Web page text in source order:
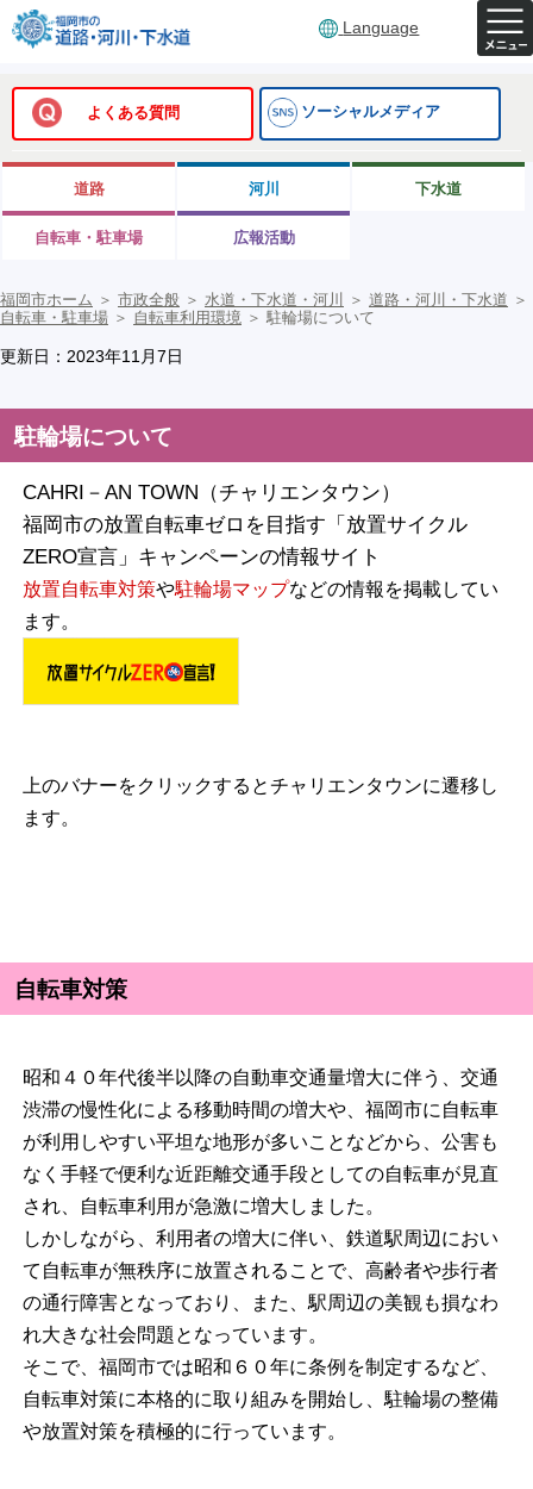
Language
よくある質問 ソーシャルメディア
道路 河川 下水道
自転車・駐車場 広報活動
福岡市ホーム ＞ 市政全般 ＞ 水道・下水道・河川 ＞ 道路・河川・下水道 ＞
自転車・駐車場 ＞ 自転車利用環境 ＞ 駐輪場について
更新日：2023年11月7日
駐輪場について
CAHRI－AN TOWN（チャリエンタウン）
福岡市の放置自転車ゼロを目指す「放置サイクル
ZERO宣言」キャンペーンの情報サイト
放置自転車対策や駐輪場マップなどの情報を掲載してい
ます。
上のバナーをクリックするとチャリエンタウンに遷移し
ます。
自転車対策
昭和４０年代後半以降の自動車交通量増大に伴う、交通
渋滞の慢性化による移動時間の増大や、福岡市に自転車
が利用しやすい平坦な地形が多いことなどから、公害も
なく手軽で便利な近距離交通手段としての自転車が見直
され、自転車利用が急激に増大しました。
しかしながら、利用者の増大に伴い、鉄道駅周辺におい
て自転車が無秩序に放置されることで、高齢者や歩行者
の通行障害となっており、また、駅周辺の美観も損なわ
れ大きな社会問題となっています。
そこで、福岡市では昭和６０年に条例を制定するなど、
自転車対策に本格的に取り組みを開始し、駐輪場の整備
や放置対策を積極的に行っています。